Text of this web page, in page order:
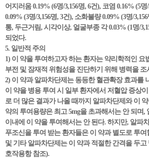
어지러움 0.19% (6명/3,156명, 6건), 코염 0.16% (5명
0.09% (3명/3,156명, 3건), 소화불량 0.09% (3명/
통, 두근거림, 시각이상, 얼굴부종 각 0.03% (1명/
되었다.
5. 일반적 주의
1) 이 약을 투여하고자 하는 환자는 약리학적인 요
부전 및 잠재적 위험성을 진단하기 위해 병력을
2) 이 약과 알파차단제는 동등한 혈관확장 효과를
이 약을 병용 투여 시 일부 환자에서 저혈압 증상
로 더 많은 결과가 나올 때까지 알파차단제와 이
약의 투여용량은 최고 5mg을 초과해서는 안 되며,
이내에 이 약을 투여해서는 안 된다. 하지만, 알파
푸조신을 투여 받는 환자들은 이 약과 별도로 투
및 기타 알파차단제는 이 약과 적절한 간격을 두고
호작용항 참조).